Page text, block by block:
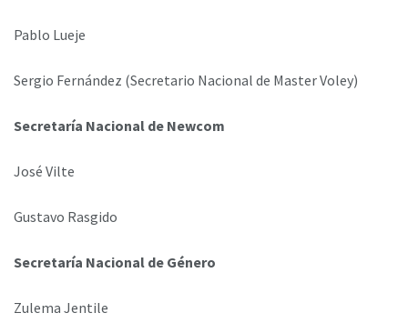
Pablo Lueje
Sergio Fernández (Secretario Nacional de Master Voley)
Secretaría Nacional de Newcom
José Vilte
Gustavo Rasgido
Secretaría Nacional de Género
Zulema Jentile